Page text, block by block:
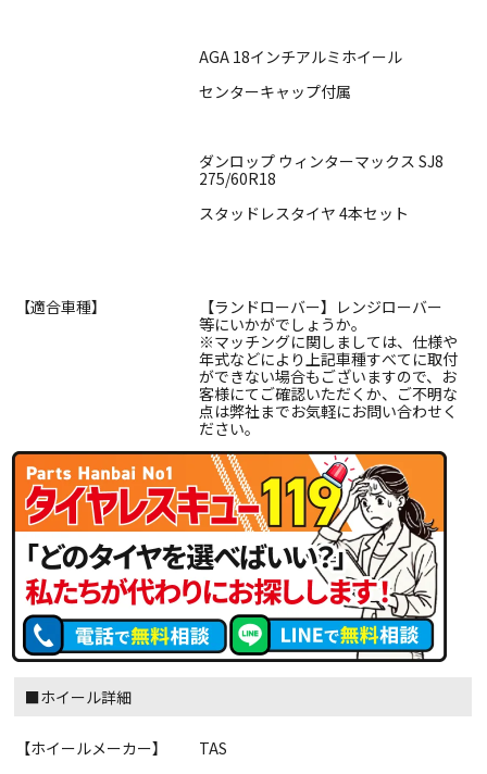
AGA 18インチアルミホイール
センターキャップ付属
ダンロップ ウィンターマックス SJ8
275/60R18
スタッドレスタイヤ 4本セット
【適合車種】
【ランドローバー】レンジローバー
等にいかがでしょうか。
※マッチングに関しましては、仕様や
年式などにより上記車種すべてに取付
ができない場合もございますので、お
客様にてご確認いただくか、ご不明な
点は弊社までお気軽にお問い合わせく
ださい。
■ホイール詳細
【ホイールメーカー】
TAS